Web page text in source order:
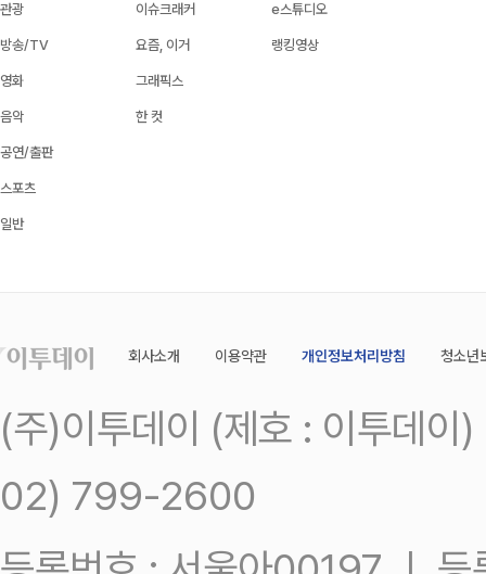
관광
방송/TV
영화
음악
공연/출판
스포츠
일반
이슈크래커
요즘, 이거
그래픽스
한 컷
e스튜디오
랭킹영상
회사소개 이용약관 개인정보처리방침 청소년
(주)이투데이 (제호 : 이투데
02) 799-2600